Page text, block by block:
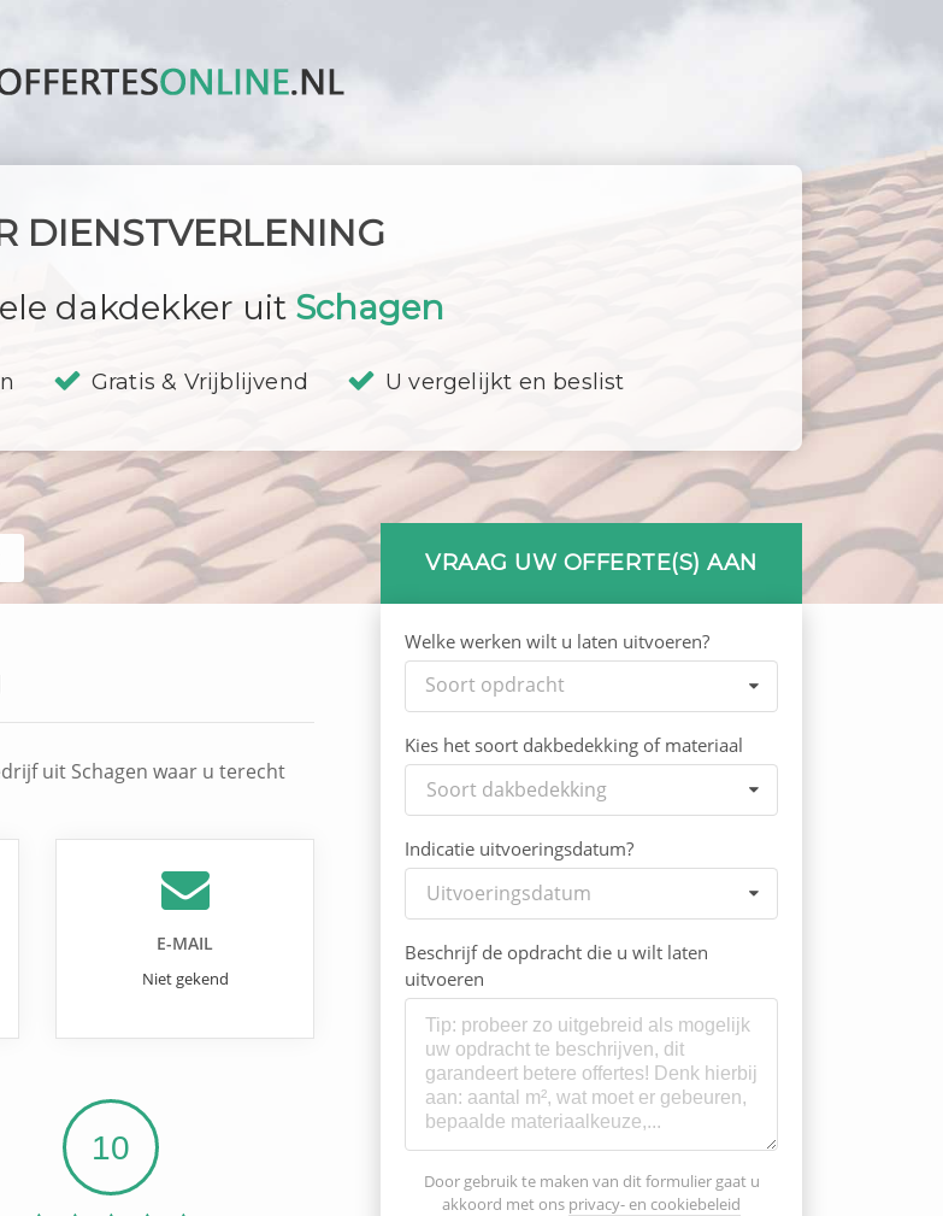
DIENSTVERLENING
dakdekker uit Schagen
Gratis & Vrijblijvend U vergelijkt en beslist
VRAAG UW OFFERTE(S) AAN
Welke werken wilt u laten uitvoeren?
Soort opdracht
Kies het soort dakbedekking of materiaal
Soort dakbedekking
Indicatie uitvoeringsdatum?
Uitvoeringsdatum
Beschrijf de opdracht die u wilt laten
uitvoeren
Door gebruik te maken van dit formulier gaat u
akkoord met ons privacy- en cookiebeleid
uit Schagen waar u terecht
E-MAIL
Niet gekend
10